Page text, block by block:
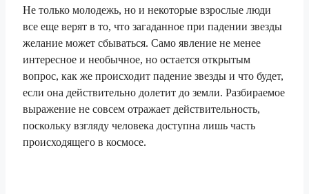
Не только молодежь, но и некоторые взрослые люди
все еще верят в то, что загаданное при падении звезды
желание может сбываться. Само явление не менее
интересное и необычное, но остается открытым
вопрос, как же происходит падение звезды и что будет,
если она действительно долетит до земли. Разбираемое
выражение не совсем отражает действительность,
поскольку взгляду человека доступна лишь часть
происходящего в космосе.